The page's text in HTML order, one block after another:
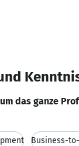
das ganze
Business-